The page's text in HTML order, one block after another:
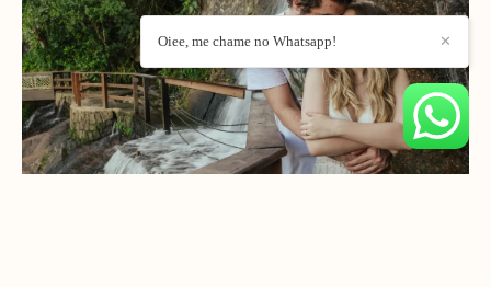
✕
Oiee, me chame no Whatsapp!